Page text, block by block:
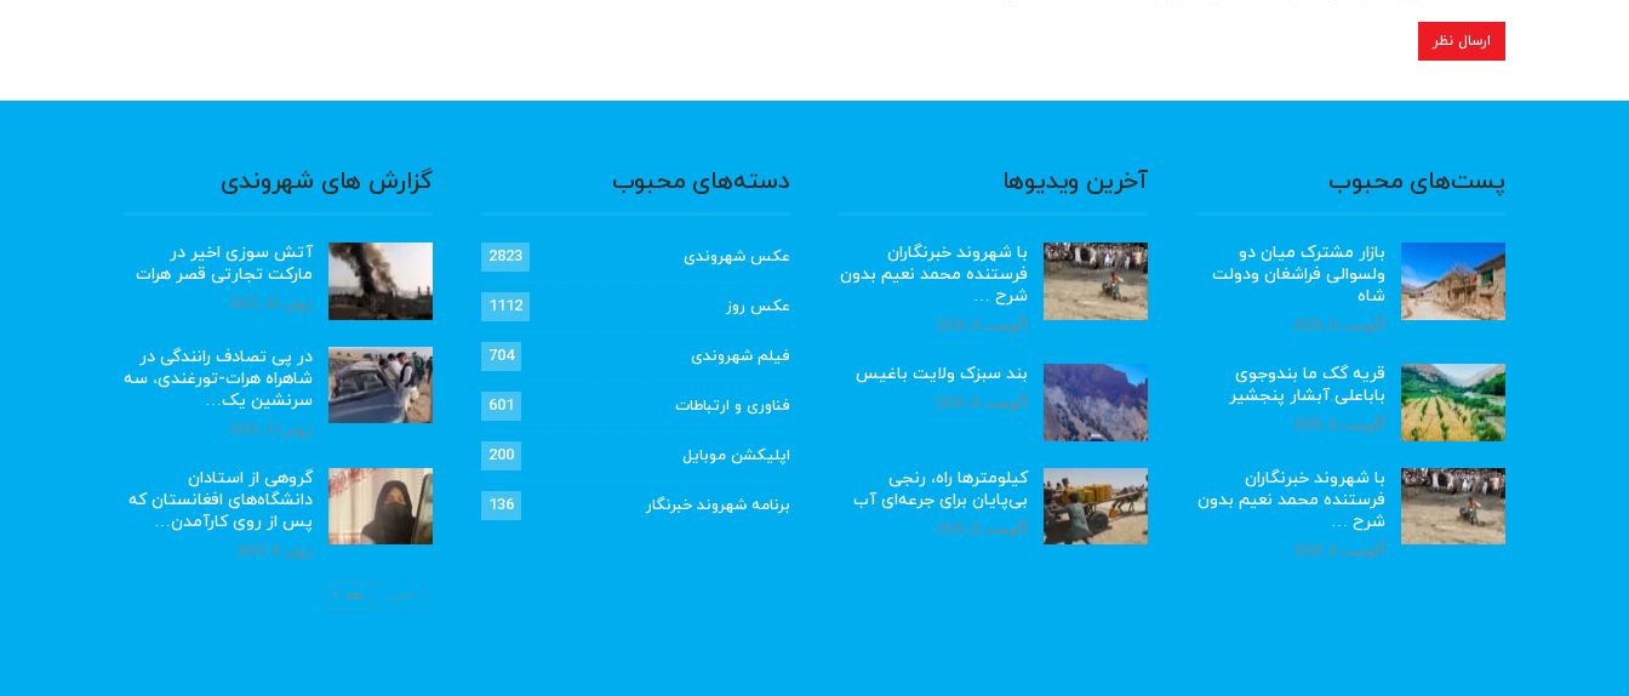
پست‌های محبوب
بازار مشترک میان دو
ولسوالی فراشغان ودولت
شاه
آگوست 8, 2026
قریه گک ما بندوجوی
باباعلی آبشار پنجشیر
آگوست 8, 2026
با شهروند خبرنگاران
فرستنده محمد نعیم بدون
شرح …
آگوست 8, 2026
آخرین ویدیوها
با شهروند خبرنگاران
فرستنده محمد نعیم بدون
شرح …
آگوست 8, 2026
بند سبزک ولایت باغیس
آگوست 8, 2026
کیلومترها راه، رنجی
بی‌پایان برای جرعه‌ای آب
آگوست 8, 2026
دسته‌های محبوب
عکس شهروندی 2823
عکس روز 1112
فیلم شهروندی 704
فناوری و ارتباطات 601
اپلیکشن موبایل 200
برنامه شهروند خبرنگار 136
گزارش های شهروندی
آتش سوزی اخیر در
مارکت تجارتی قصر هرات
ژوئن 22, 2023
در پی تصادف رانندگی در
شاهراه هرات-تورغندی، سه
سرنشین یک…
ژوئن 15, 2023
گروهی از استادان
دانشگاه‌های افغانستان که
پس از روی کارآمدن…
ژوئن 6, 2023
قبلی بعد